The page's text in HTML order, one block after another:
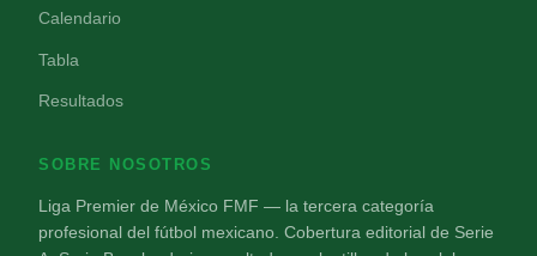
Calendario
Tabla
Resultados
SOBRE NOSOTROS
Liga Premier de México FMF — la tercera categoría
profesional del fútbol mexicano. Cobertura editorial de Serie